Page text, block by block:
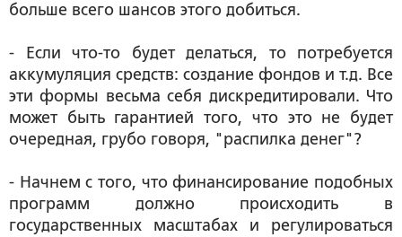
больше всего шансов этого добиться.
- Если что-то будет делаться, то потребуется
аккумуляция средств: создание фондов и т.д. Все
эти формы весьма себя дискредитировали. Что
может быть гарантией того, что это не будет
очередная, грубо говоря, "распилка денег"?
- Начнем с того, что финансирование подобных
программ должно происходить в
государственных масштабах и регулироваться